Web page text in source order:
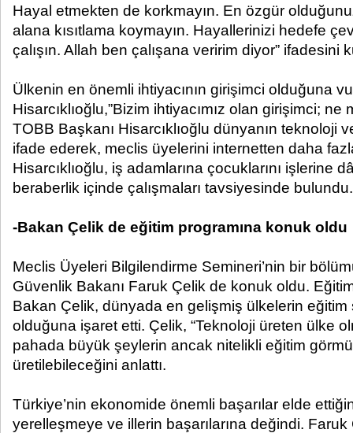
Hayal etmekten de korkmayın. En özgür
alana kısıtlama koymayın. Hayallerinizi hedefe
çalışın. Allah ben çalışana veririm diyor” ifadesini
Ülkenin en önemli ihtiyacının girişimci olduğuna
Hisarcıklıoğlu,”Bizim ihtiyacımız olan girişimci;
TOBB Başkanı Hisarcıklıoğlu dünyanın teknoloji
ifade ederek, meclis üyelerini internetten daha
Hisarcıklıoğlu, iş adamlarına çocuklarını işlerine
beraberlik içinde çalışmaları tavsiyesinde bulundu.
-Bakan Çelik de eğitim programına konuk oldu
Meclis Üyeleri Bilgilendirme Semineri’nin bir
Güvenlik Bakanı Faruk Çelik de konuk oldu.
Bakan Çelik, dünyada en gelişmiş ülkelerin
olduğuna işaret etti. Çelik, “Teknoloji üreten ülke
pahada büyük şeylerin ancak nitelikli eğitim
üretilebileceğini anlattı.
Türkiye’nin ekonomide önemli başarılar elde
yerelleşmeye ve illerin başarılarına değindi.